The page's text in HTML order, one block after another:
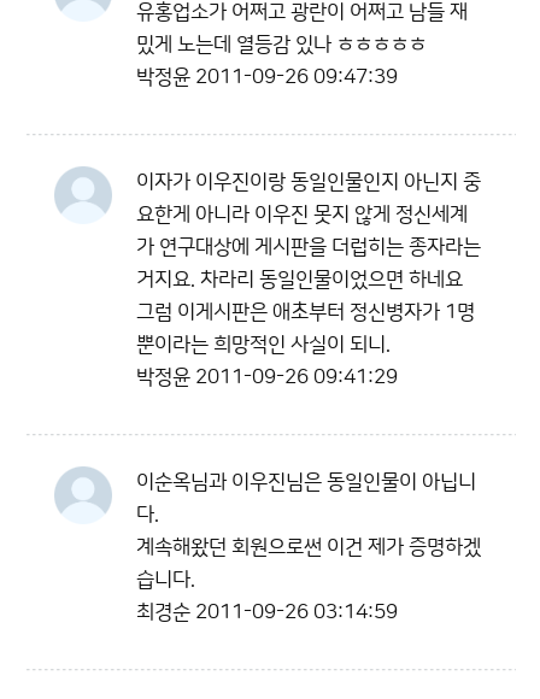
유홍업소가 어쩌고 광란이 어쩌고 남들 재
밌게 노는데 열등감 있나 ㅎㅎㅎㅎㅎ
박정윤 2011-09-26 09:47:39
이자가 이우진이랑 동일인물인지 아닌지 중
요한게 아니라 이우진 못지 않게 정신세계
가 연구대상에 게시판을 더럽히는 종자라는
거지요. 차라리 동일인물이었으면 하네요
그럼 이게시판은 애초부터 정신병자가 1명
뿐이라는 희망적인 사실이 되니.
박정윤 2011-09-26 09:41:29
이순옥님과 이우진님은 동일인물이 아닙니
다.
계속해왔던 회원으로썬 이건 제가 증명하겠
습니다.
최경순 2011-09-26 03:14:59